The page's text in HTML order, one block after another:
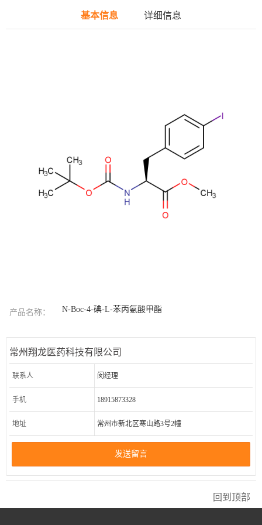
基本信息 详细信息
产品名称： N-Boc-4-碘-L-苯丙氨酸甲酯
常州翔龙医药科技有限公司
联系人 闵经理
手机 18915873328
地址 常州市新北区寒山路3号2幢
发送留言
回到顶部